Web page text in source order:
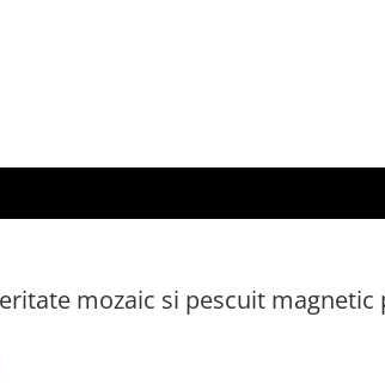
mozaic si pescuit